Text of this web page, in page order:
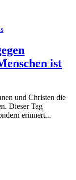
ist
und Christen die
Dieser Tag
erinnert...